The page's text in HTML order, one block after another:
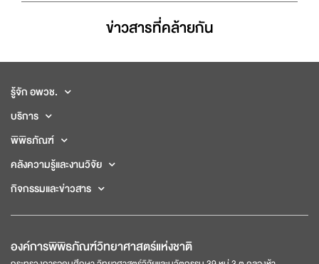
ข่าวสารที่่คล้ายกัน
รู้จัก อพวช.
บริการ
พิพิธภัณฑ์
คลังความรู้และงานวิจัย
กิจกรรมและข่าวสาร
องค์การพิพิธภัณฑ์วิทยาศาสตร์แห่งชาติ